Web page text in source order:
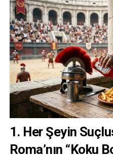
1. Her Şeyin
Roma’nın “Koku